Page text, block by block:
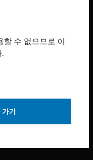
할 수 없으므로 이
기